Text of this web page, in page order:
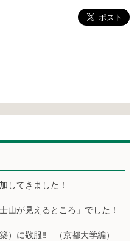
してきました！
山が見えるところ」でした！
）に敬服‼ （京都大学編）